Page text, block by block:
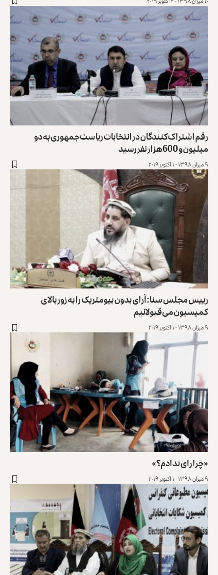
رقم اشتراک‌کنندگان در انتخابات ریاست‌جمهوری به دو
میلیون و 600 هزار نفر رسید
۹ میزان ۱۳۹۸ - ۱ اکتوبر ۲۰۱۹
رییس مجلس سنا: آرای بدون بیومتریک را به زور بالای
کمیسیون می‌قبولانیم
۹ میزان ۱۳۹۸ - ۱ اکتوبر ۲۰۱۹
«چرا رای ندادم؟»
۹ میزان ۱۳۹۸ - ۱ اکتوبر ۲۰۱۹